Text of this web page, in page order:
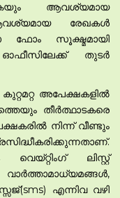
ആവശ്യമായ
രേഖകൾ
ഫോം സൂക്ഷ്മമായി
തുടർ
അപേക്ഷകളിൽ
തീർത്ഥാടകരെ
നിന്ന് വീണ്ടും
ലിസ്റ്റ്
എന്നിവ വഴി